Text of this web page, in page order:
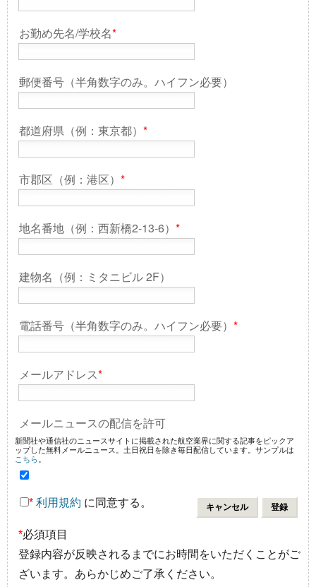
お勤め先名/学校名*
郵便番号（半角数字のみ。ハイフン必要）
都道府県（例：東京都） *
市郡区（例：港区） *
地名番地（例：西新橋2-13-6） *
建物名（例：ミタニビル 2F）
電話番号（半角数字のみ。ハイフン必要） *
メールアドレス*
メールニュースの配信を許可
新聞社や通信社のニュースサイトに掲載された航空業界に関する記事をピックア
ップした無料メールニュース。土日祝日を除き毎日配信しています。サンプルは
こちら
* 利用規約 に同意する。
*必須項目
登録内容が反映されるまでにお時間をいただくことがご
ざいます。あらかじめご了承ください。